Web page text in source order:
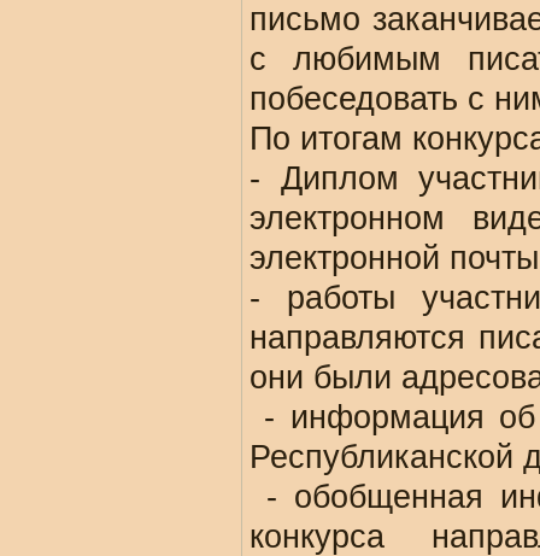
письмо
с любимым
побеседовать с
По итогам
- Диплом
электронном
электронной
- работы
направляются
они были
- информация об
Республиканской
- обобщенная
конкурса